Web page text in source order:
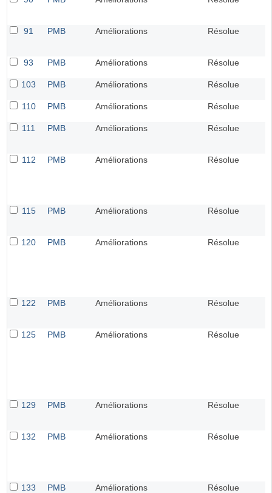
91 PMB Améliorations Résolue
93 PMB Améliorations Résolue
103 PMB Améliorations Résolue
110 PMB Améliorations Résolue
111 PMB Améliorations Résolue
112 PMB Améliorations Résolue
115 PMB Améliorations Résolue
120 PMB Améliorations Résolue
122 PMB Améliorations Résolue
125 PMB Améliorations Résolue
129 PMB Améliorations Résolue
132 PMB Améliorations Résolue
133 PMB Améliorations Résolue